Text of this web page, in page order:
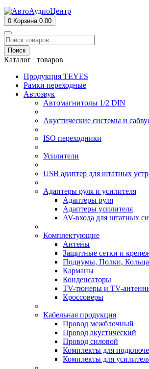
0 Корзина 0.00
Поиск
Каталог товаров
Продукция TEYES
Рамки переходные
Автозвук
Автомагнитолы 1/2 DIN
Акустические системы и
ISO переходники
Усилители
USB адаптер для штатных
Адаптеры руля и усилителя
Адаптеры руля
Адаптеры усилителя
AV-входа для штатных
Комплектующие
Антены
Защитные сетки и
Подиумы, Полки, Кольца
Карманы
Конденсаторы
TV-тюнеры и TV-
Кроссоверы
Кабельная продукция
Провод межблочный
Провод акустический
Провод силовой
Комплекты для
Комплекты для